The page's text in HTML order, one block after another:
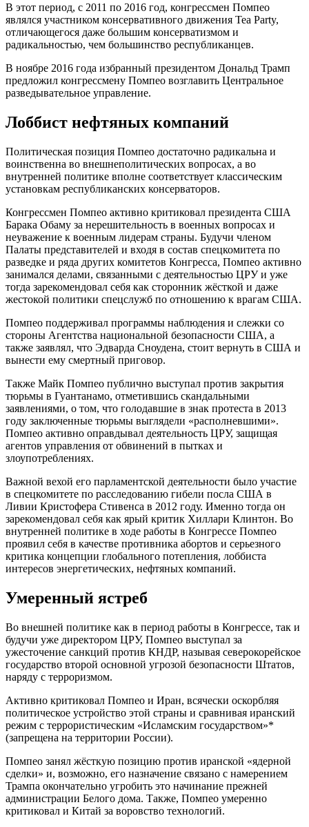
В этот период, с 2011 по 2016 год, конгрессмен Помпео
являлся участником консервативного движения Tea Party,
отличающегося даже большим консерватизмом и
радикальностью, чем большинство республиканцев.
В ноябре 2016 года избранный президентом Дональд Трамп
предложил конгрессмену Помпео возглавить Центральное
разведывательное управление.
Лоббист нефтяных компаний
Политическая позиция Помпео достаточно радикальна и
воинственна во внешнеполитических вопросах, а во
внутренней политике вполне соответствует классическим
установкам республиканских консерваторов.
Конгрессмен Помпео активно критиковал президента США
Барака Обаму за нерешительность в военных вопросах и
неуважение к военным лидерам страны. Будучи членом
Палаты представителей и входя в состав спецкомитета по
разведке и ряда других комитетов Конгресса, Помпео активно
занимался делами, связанными с деятельностью ЦРУ и уже
тогда зарекомендовал себя как сторонник жёсткой и даже
жестокой политики спецслужб по отношению к врагам США.
Помпео поддерживал программы наблюдения и слежки со
стороны Агентства национальной безопасности США, а
также заявлял, что Эдварда Сноудена, стоит вернуть в США и
вынести ему смертный приговор.
Также Майк Помпео публично выступал против закрытия
тюрьмы в Гуантанамо, отметившись скандальными
заявлениями, о том, что голодавшие в знак протеста в 2013
году заключенные тюрьмы выглядели «располневшими».
Помпео активно оправдывал деятельность ЦРУ, защищая
агентов управления от обвинений в пытках и
злоупотреблениях.
Важной вехой его парламентской деятельности было участие
в спецкомитете по расследованию гибели посла США в
Ливии Кристофера Стивенса в 2012 году. Именно тогда он
зарекомендовал себя как ярый критик Хиллари Клинтон. Во
внутренней политике в ходе работы в Конгрессе Помпео
проявил себя в качестве противника абортов и серьезного
критика концепции глобального потепления, лоббиста
интересов энергетических, нефтяных компаний.
Умеренный ястреб
Во внешней политике как в период работы в Конгрессе, так и
будучи уже директором ЦРУ, Помпео выступал за
ужесточение санкций против КНДР, называя северокорейское
государство второй основной угрозой безопасности Штатов,
наряду с терроризмом.
Активно критиковал Помпео и Иран, всячески оскорбляя
политическое устройство этой страны и сравнивая иранский
режим с террористическим «Исламским государством»*
(запрещена на территории России).
Помпео занял жёсткую позицию против иранской «ядерной
сделки» и, возможно, его назначение связано с намерением
Трампа окончательно угробить это начинание прежней
администрации Белого дома. Также, Помпео умеренно
критиковал и Китай за воровство технологий.